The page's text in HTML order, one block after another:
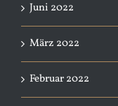
Juni 2022
März 2022
Februar 2022